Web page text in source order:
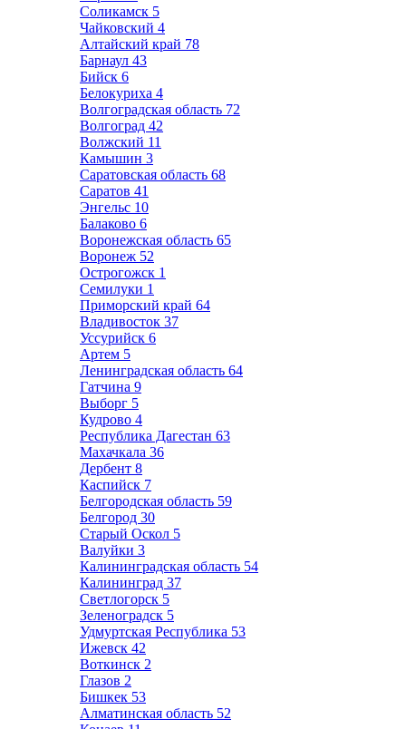
Соликамск 5
Чайковский 4
Алтайский край 78
Барнаул 43
Бийск 6
Белокуриха 4
Волгоградская область 72
Волгоград 42
Волжский 11
Камышин 3
Саратовская область 68
Саратов 41
Энгельс 10
Балаково 6
Воронежская область 65
Воронеж 52
Острогожск 1
Семилуки 1
Приморский край 64
Владивосток 37
Уссурийск 6
Артем 5
Ленинградская область 64
Гатчина 9
Выборг 5
Кудрово 4
Республика Дагестан 63
Махачкала 36
Дербент 8
Каспийск 7
Белгородская область 59
Белгород 30
Старый Оскол 5
Валуйки 3
Калининградская область 54
Калининград 37
Светлогорск 5
Зеленоградск 5
Удмуртская Республика 53
Ижевск 42
Воткинск 2
Глазов 2
Бишкек 53
Алматинская область 52